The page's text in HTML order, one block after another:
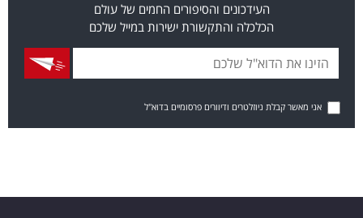
העידכונים והסיפורים החמים של עולם
הכלכלה והתקשורת ישירות במייל שלכם
אני מאשר קבלת ניוזלטרים ודיוורים פרסומיים בדוא"ל